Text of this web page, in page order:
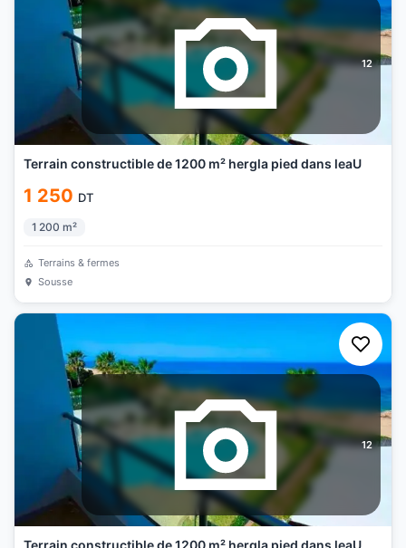
12
Terrain constructible de 1200 m² hergla pied dans leaU
1 250 DT
1 200 m²
Terrains & fermes
Sousse
12
Terrain constructible de 1200 m² hergla pied dans leaU